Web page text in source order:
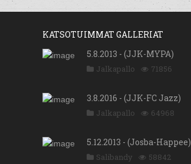
KATSOTUIMMAT GALLERIAT
5.8.2013 - (JJK-MYPA)
Jalkapallo 71856
3.8.2016 - (JJK-FC Jazz)
Jalkapallo 64968
5.12.2013 - (Josba-Happee)
Salibandy 58842